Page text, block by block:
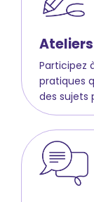
Ateliers
Participez
pratiques
des sujets